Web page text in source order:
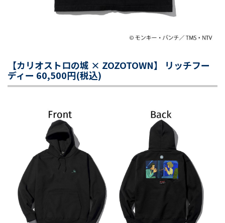
【カリオストロの城 × ZOZOTOWN】 リッチフー
ディー 60,500円(税込)